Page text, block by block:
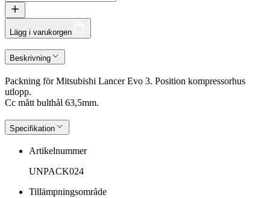
Lägg i varukorgen
Beskrivning
Packning för Mitsubishi Lancer Evo 3. Position kompressorhus
utlopp.
Cc mått bulthål 63,5mm.
Specifikation
Artikelnummer
UNPACK024
Tillämpningsområde